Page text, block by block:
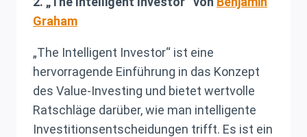
Graham
„The Intelligent Investor“ ist eine
hervorragende Einführung in das Konzept
des Value-Investing und bietet wertvolle
Ratschläge darüber, wie man intelligente
Investitionsentscheidungen trifft. Es ist ein